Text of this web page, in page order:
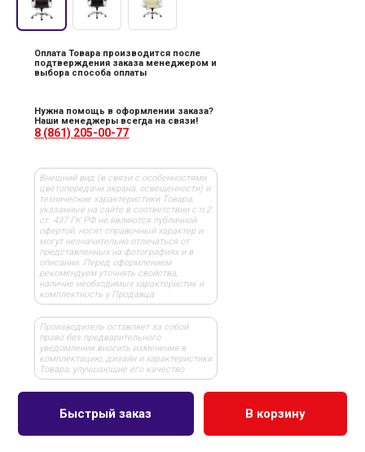
Оплата Товара производится после
подтверждения заказа менеджером и
выбора способа оплаты
Нужна помощь в оформлении заказа?
Наши менеджеры всегда на связи!
8 (861) 205-00-77
Внешний вид (в связи с особенностями
цветопередачи экрана, освещенности) и
технические характеристики Товара,
указанные на сайте в соответствии с п.2
ст. 437 ГК РФ не являются публичной
офертой, носят справочный характер и
могут незначительно отличаться от
представленных на фотографиях и в
описании. Перед оформлением
рекомендуем уточнять свойства,
наличие необходимых характеристик и
комплектность у Продавца
Производитель оставляет за собой
право без предварительного
уведомления вносить изменения в
комплектацию, дизайн и характеристики
Товара, улучшающие его качество
В корзину
Быстрый заказ